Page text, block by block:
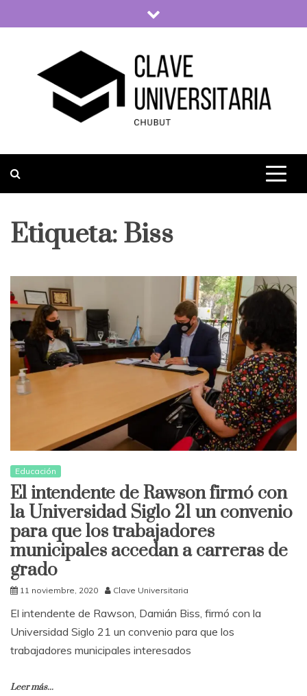
to
Clave Universitaria
Etiqueta: Biss
Educación
El intendente de Rawson firmó con
la Universidad Siglo 21 un convenio
para que los trabajadores
municipales accedan a carreras de
grado
11 noviembre, 2020 Clave Universitaria
El intendente de Rawson, Damián Biss, firmó con la
Universidad Siglo 21 un convenio para que los
trabajadores municipales interesados
Leer más...